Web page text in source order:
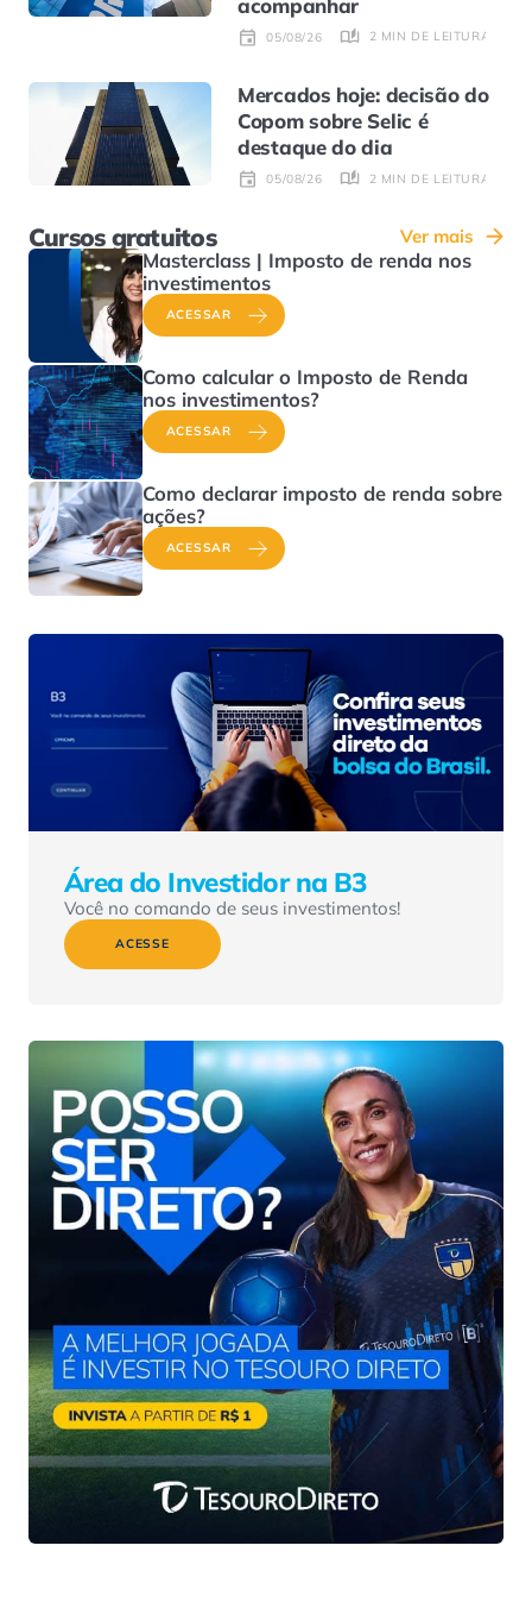
05/08/26 2 MIN DE LEITURA
Mercados hoje: decisão do
Copom sobre Selic é
destaque do dia
05/08/26 2 MIN DE LEITURA
Cursos gratuitos Ver mais
Masterclass | Imposto de renda nos
investimentos
ACESSAR
Como calcular o Imposto de Renda
nos investimentos?
ACESSAR
Como declarar imposto de renda sobre
ações?
ACESSAR
Área do Investidor na B3
Você no comando de seus investimentos!
ACESSE